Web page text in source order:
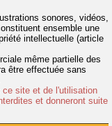
sonores, vidéos,
ensemble une
intellectuelle (article
même partielle des
être effectuée sans
ce site et de l'utilisation
et donneront suite